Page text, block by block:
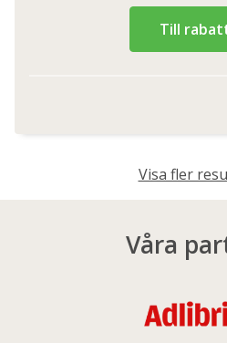
Till
Visa fler
Våra